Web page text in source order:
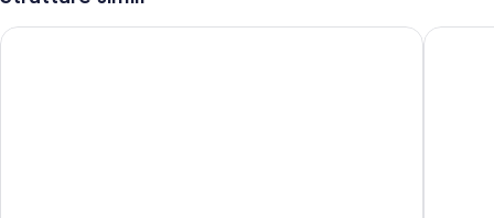
CASA C P VISTA / MARE, migliore posizione, ATALAIAFort do